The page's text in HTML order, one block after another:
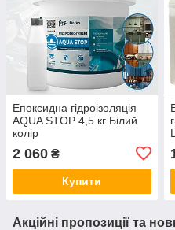
Епоксидна гідроізоляція
AQUA STOP 4,5 кг Білий
колір
2 060 ₴
Купити
Акційні пропозиції та